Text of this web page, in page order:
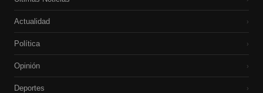
Actualidad ›
Política ›
Opinión ›
Deportes ›